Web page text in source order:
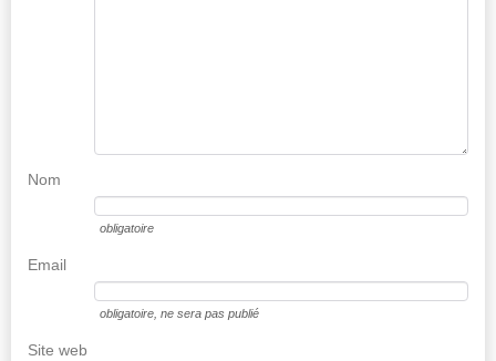
Nom
obligatoire
Email
obligatoire , ne sera pas publié
Site web